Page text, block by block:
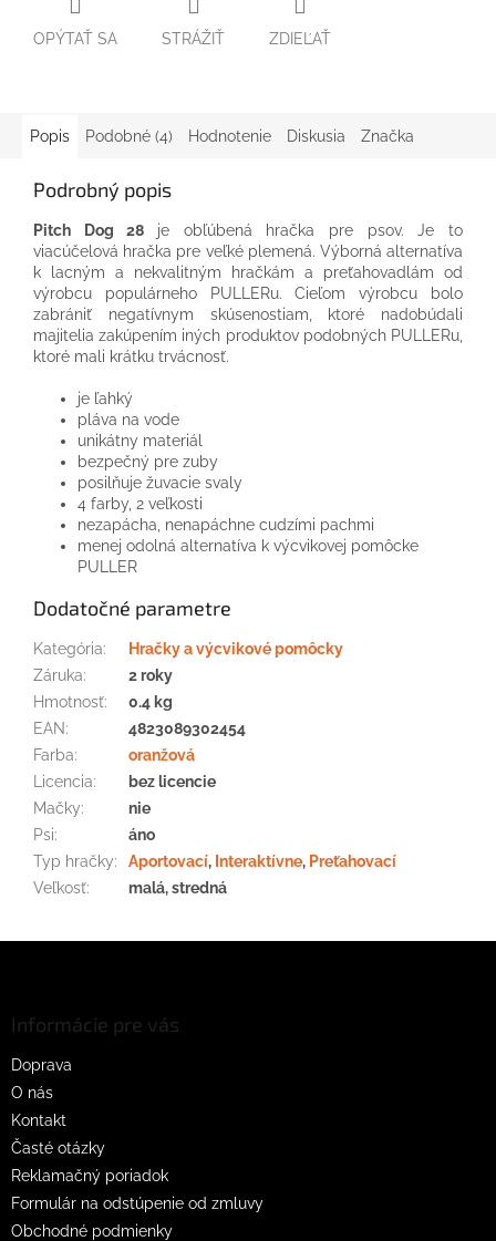
OPÝTAŤ SA STRÁŽIŤ ZDIEĽAŤ
Popis Podobné (4) Hodnotenie Diskusia Značka
Podrobný popis
Pitch Dog 28 je obľúbená hračka pre psov. Je to
viacúčelová hračka pre veľké plemená. Výborná alternatíva
k lacným a nekvalitným hračkám a preťahovadlám od
výrobcu populárneho PULLERu. Cieľom výrobcu bolo
zabrániť negatívnym skúsenostiam, ktoré nadobúdali
majitelia zakúpením iných produktov podobných PULLERu,
ktoré mali krátku trvácnosť.
je ľahký
pláva na vode
unikátny materiál
bezpečný pre zuby
posilňuje žuvacie svaly
4 farby, 2 veľkosti
nezapácha, nenapáchne cudzími pachmi
menej odolná alternatíva k výcvikovej pomôcke
PULLER
Dodatočné parametre
Kategória:
Hračky a výcvikové pomôcky
Záruka:
2 roky
Hmotnosť:
0.4 kg
EAN:
4823089302454
Farba:
oranžová
Licencia:
bez licencie
Mačky:
nie
Psi:
áno
Typ hračky: Aportovací, Interaktívne, Preťahovací
Veľkosť: malá, stredná
Informácie pre vás
Doprava
O nás
Kontakt
Časté otázky
Reklamačný poriadok
Formulár na odstúpenie od zmluvy
Obchodné podmienky